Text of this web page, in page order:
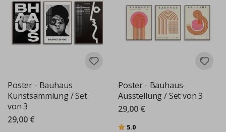
Poster - Bauhaus
Kunstsammlung / Set
von 3
29,00 €
Poster - Bauhaus-
Ausstellung / Set von 3
29,00 €
Bewertung:
5.0